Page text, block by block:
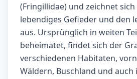
(Fringillidae) und zeichnet
lebendiges Gefieder und den
aus. Ursprünglich in weiten
beheimatet, findet sich der
verschiedenen Habitaten,
Wäldern, Buschland und auch